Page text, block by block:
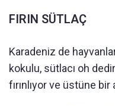
FIRIN SÜTLAÇ
Karadeniz de
kokulu, sütlacı oh
fırınlıyor ve üstüne